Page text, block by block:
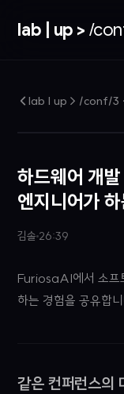
lab | up > /
lab | up > /conf/3 ·
하드웨어 개
엔지니어가
김솔 26:39
FuriosaAI에서 소프
하는 경험을 공유합
같은 컨퍼런스의